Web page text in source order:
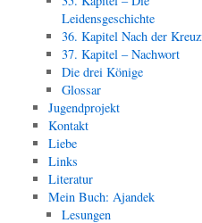
Leidensgeschichte
36. Kapitel Nach der
37. Kapitel – Nachwort
Die drei Könige
Glossar
Jugendprojekt
Kontakt
Liebe
Links
Literatur
Mein Buch: Ajandek
Lesungen